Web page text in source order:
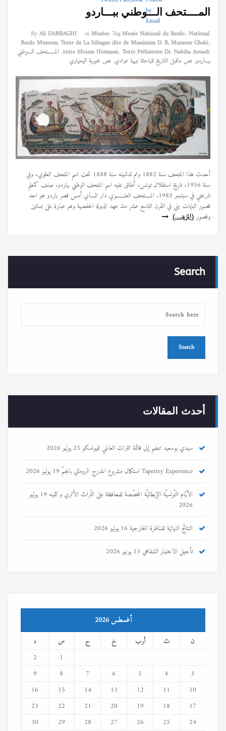
المــــتحف الـــوطني ببـــاردو
ByAli DABBAGHI inMusées TagMusée National du Bardo,National
Bardo Museum,Texte de La bilingue dite de Massinissa D. R. Mansour Ghaki,
texte Mouna Hermassi,Texte Préhistoire Dr. Nabiha Aouadi
, المــــتحف الـــوطني
ببـــاردو, نص ماقبل التاريخ للباحثة نبيهة عوادي, نص محبوبة اليحياوي
أحدث هذا المتحف سنة 1882 وتم تدشينه سنة 1888 تحت اسم المتحف العلوي، وفي
سنة 1956، تاريخ استقلال تونس، أطلق عليه اسم المتحف الوطني بباردو. صنف كمعلم
تاريخي في سبتمبر 1985. المـــتحف العلــــوي دار البــاي أمس قصر باردو هو احد
قصور البايات بني في القرن التاسع عشر منذ عهد الدولة الحفصية وهو عبارة على بساتين
وقصور(المزيد…)
Search
أحدث المقالات
سيدي بوسعيد تنضم إلى قائمة التراث العالمي لليونسكو25 يوليو 2026
Tapestry Experience استكمال مشروع المدرج الروماني بالجمّ
19 يوليو 2026
الأيّام التّونسيّة-الإيطاليّة المخصّصة للمحافظة على التّراث الأثري و تثمينه
19 يوليو
2026
النتائج النهائية للمناظرة الخارجية16 يوليو 2026
تأجيل الاختبار الشفاهي13 يونيو 2026
أغسطس 2026
ن ث أرب خ ج س
د
1
2
3
4
5
6
7
8
9
10
11
12
13
14
15
16
17
18
19
20
21
22
23
24
25
26
27
28
29
30